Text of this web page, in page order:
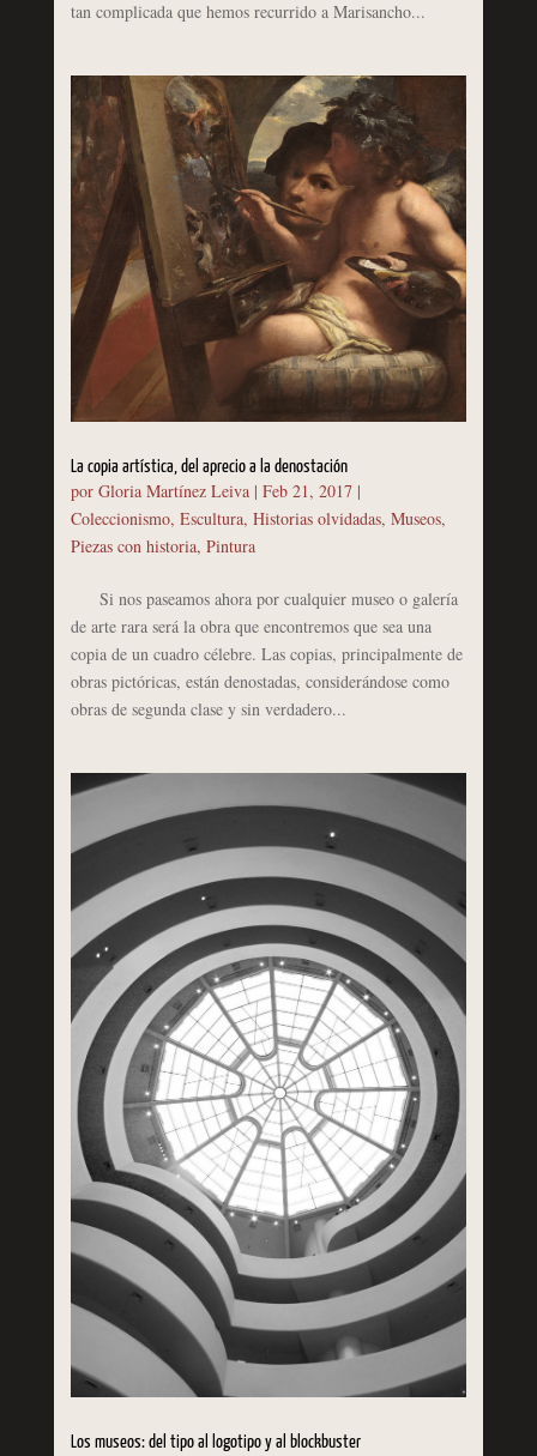
tan complicada que hemos recurrido a Marisancho...
La copia artística, del aprecio a la denostación
por Gloria Martínez Leiva| Feb 21, 2017|
Coleccionismo, Escultura, Historias olvidadas, Museos,
Piezas con historia, Pintura
Si nos paseamos ahora por cualquier museo o galería
de arte rara será la obra que encontremos que sea una
copia de un cuadro célebre. Las copias, principalmente de
obras pictóricas, están denostadas, considerándose como
obras de segunda clase y sin verdadero...
Los museos: del tipo al logotipo y al blockbuster